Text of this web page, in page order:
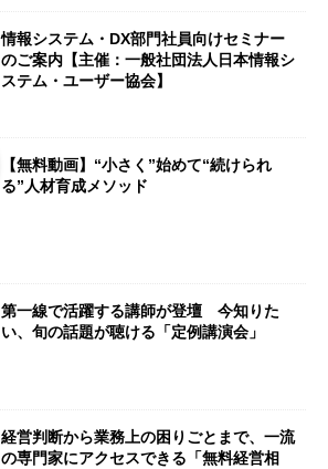
情報システム・DX部門社員向けセミナー
のご案内【主催：一般社団法人日本情報シ
ステム・ユーザー協会】
【無料動画】“小さく”始めて“続けられ
る”人材育成メソッド
第一線で活躍する講師が登壇 今知りた
い、旬の話題が聴ける「定例講演会」
経営判断から業務上の困りごとまで、一流
の専門家にアクセスできる「無料経営相